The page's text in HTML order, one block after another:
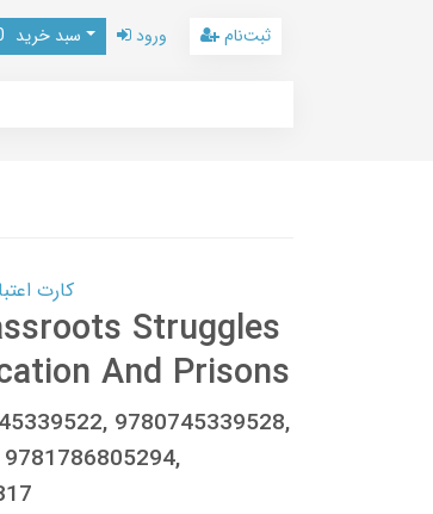
سبد خرید ورود ثبت‌نام
کارت اعتباری کتاب
Struggles
And Prisons
9780745339528,